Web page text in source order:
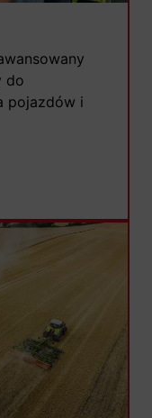
do
pojazdów i